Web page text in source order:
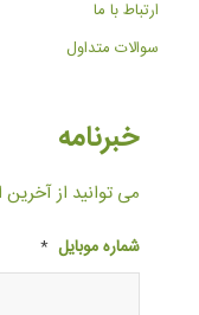
ارتباط با ما
سوالات متداول
خبرنامه
می توانید از
شماره موبایل *